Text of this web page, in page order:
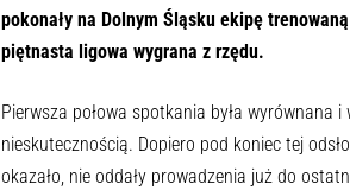
pokonały na Dolnym Śląsku ekipę
piętnasta ligowa wygrana z rzędu.
Pierwsza połowa spotkania była wyrównana i
nieskutecznością. Dopiero pod koniec tej
okazało, nie oddały prowadzenia już do